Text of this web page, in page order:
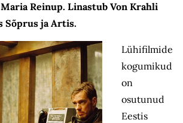
Reinup. Linastub Von Krahli
Sõprus ja Artis.
Lühifilmide
kogumikud
on
osutunud
Eestis